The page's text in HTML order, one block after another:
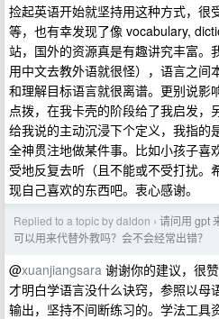
捡起英语开始就坚持用这种方式，很
等，也有幸发现了像 vocabulary,
站，国外的资源真是有趣讲究丰富。
用中文去教外语就很怪），语言之间
和理解目标语言就很离谱。更别说影
点拨，在我卡壳的阶段给了我启发，
给我说的主动沉浸下个定义，我指的
全神贯注地做某件事。比如小孩子喜
受地反复去听（且不能或不受打扰。
现自己喜欢的东西吧。衷心感谢。
Replied to a topic by daldon › 请问用 gpt
可以用来代替外教吗？会不会经常出错？
@xuanjiangsara 谢谢你的建议，很
才明白学语言没什么诀窍，参照以母
输出，坚持不间断练习的。学法工具